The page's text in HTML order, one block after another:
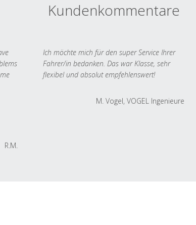
Kundenkommentare
R.M.
Ich möchte mich für den super Service Ihrer
Fahrer/in bedanken. Das war Klasse, sehr
flexibel und absolut empfehlenswert!
M. Vogel, VOGEL Ingenieure